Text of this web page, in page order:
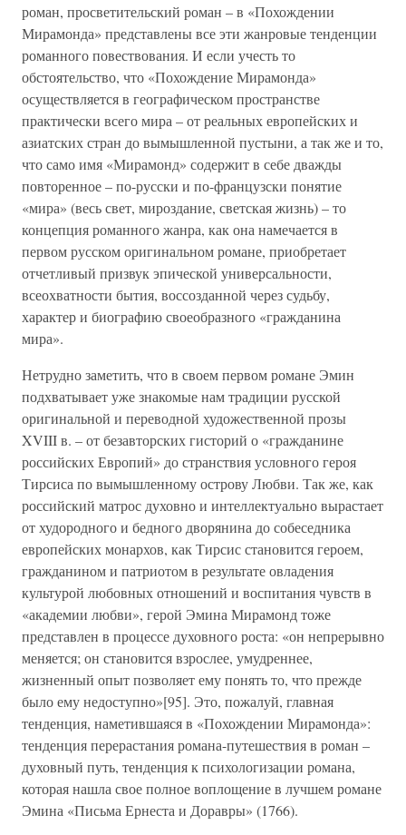
роман, просветительский роман – в «Похождении
Мирамонда» представлены все эти жанровые тенденции
романного повествования. И если учесть то
обстоятельство, что «Похождение Мирамонда»
осуществляется в географическом пространстве
практически всего мира – от реальных европейских и
азиатских стран до вымышленной пустыни, а так же и то,
что само имя «Мирамонд» содержит в себе дважды
повторенное – по-русски и по-французски понятие
«мира» (весь свет, мироздание, светская жизнь) – то
концепция романного жанра, как она намечается в
первом русском оригинальном романе, приобретает
отчетливый призвук эпической универсальности,
всеохватности бытия, воссозданной через судьбу,
характер и биографию своеобразного «гражданина
мира».
Нетрудно заметить, что в своем первом романе Эмин
подхватывает уже знакомые нам традиции русской
оригинальной и переводной художественной прозы
XVIII в. – от безавторских гисторий о «гражданине
российских Европий» до странствия условного героя
Тирсиса по вымышленному острову Любви. Так же, как
российский матрос духовно и интеллектуально вырастает
от худородного и бедного дворянина до собеседника
европейских монархов, как Тирсис становится героем,
гражданином и патриотом в результате овладения
культурой любовных отношений и воспитания чувств в
«академии любви», герой Эмина Мирамонд тоже
представлен в процессе духовного роста: «он непрерывно
меняется; он становится взрослее, умудреннее,
жизненный опыт позволяет ему понять то, что прежде
было ему недоступно»[95]. Это, пожалуй, главная
тенденция, наметившаяся в «Похождении Мирамонда»:
тенденция перерастания романа-путешествия в роман –
духовный путь, тенденция к психологизации романа,
которая нашла свое полное воплощение в лучшем романе
Эмина «Письма Ернеста и Доравры» (1766).